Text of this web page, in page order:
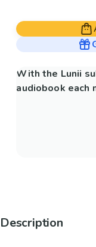
With the Lunii
audiobook each
Description